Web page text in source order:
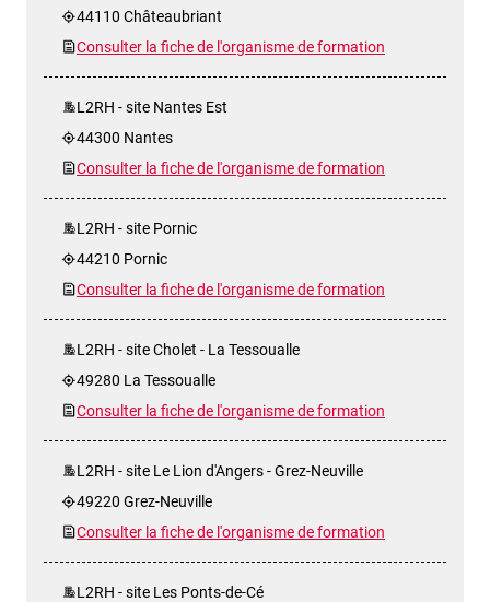
44110 Châteaubriant
Consulter la fiche de l'organisme de formation
L2RH - site Nantes Est
44300 Nantes
Consulter la fiche de l'organisme de formation
L2RH - site Pornic
44210 Pornic
Consulter la fiche de l'organisme de formation
L2RH - site Cholet - La Tessoualle
49280 La Tessoualle
Consulter la fiche de l'organisme de formation
L2RH - site Le Lion d'Angers - Grez-Neuville
49220 Grez-Neuville
Consulter la fiche de l'organisme de formation
L2RH - site Les Ponts-de-Cé